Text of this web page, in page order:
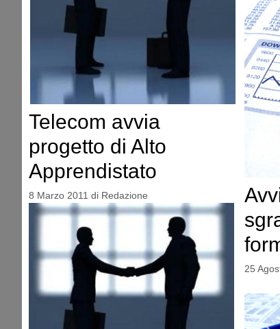
Telecom avvia
progetto di Alto
Apprendistato
8 Marzo 2011 di Redazione
25